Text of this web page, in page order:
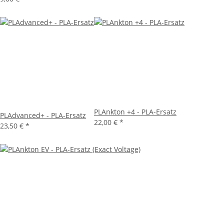
PLAdvanced+ - PLA-Ersatz
23,50 € *
PLAnkton +4 - PLA-Ersatz
22,00 € *